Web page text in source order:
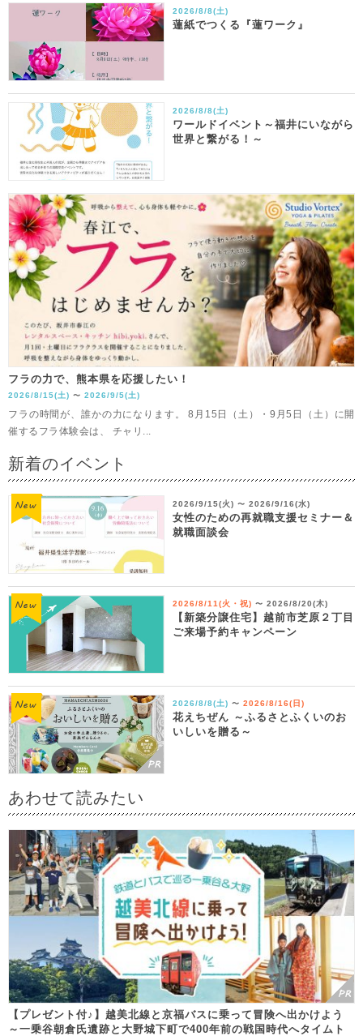
2026/8/8(土)
蓮紙でつくる『蓮ワーク』
2026/8/8(土)
ワールドイベント～福井にいながら
世界と繋がる！～
フラの力で、熊本県を応援したい！
2026/8/15(土) 〜 2026/9/5(土)
フラの時間が、誰かの力になります。 8月15日（土）・9月5日（土）に開
催するフラ体験会は、 チャリ...
新着のイベント
2026/9/15(火) 〜 2026/9/16(水)
女性のための再就職支援セミナー＆
就職面談会
2026/8/11(火・祝) 〜 2026/8/20(木)
【新築分譲住宅】越前市芝原２丁目
ご来場予約キャンペーン
2026/8/8(土) 〜 2026/8/16(日)
花えちぜん ～ふるさとふくいのお
いしいを贈る～
あわせて読みたい
【プレゼント付♪】越美北線と京福バスに乗って冒険へ出かけよう
～一乗谷朝倉氏遺跡と大野城下町で400年前の戦国時代へタイムト